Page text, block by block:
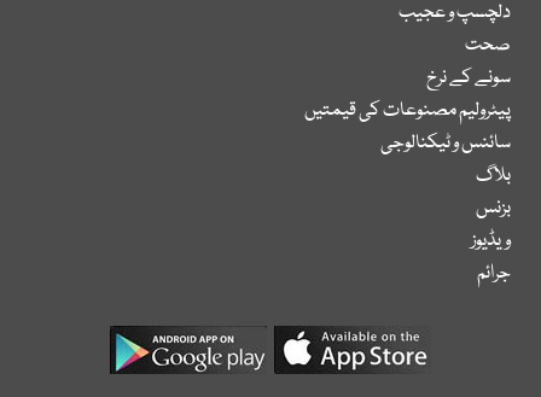
دلچسپ و عجیب
صحت
سونے کے نرخ
پیٹرولیم مصنوعات کی قیمتیں
سائنس و ٹیکنالوجی
بلاگ
بزنس
ویڈیوز
جرائم